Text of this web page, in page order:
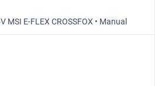
MSI E-FLEX CROSSFOX • Manual